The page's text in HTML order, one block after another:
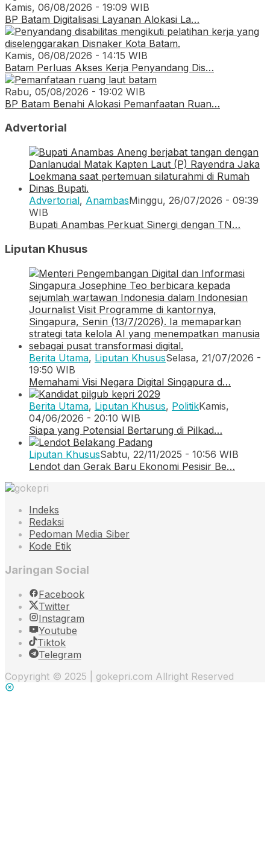
Kamis, 06/08/2026 - 19:09 WIB
BP Batam Digitalisasi Layanan Alokasi La…
Kamis, 06/08/2026 - 14:15 WIB
Batam Perluas Akses Kerja Penyandang Dis…
Rabu, 05/08/2026 - 19:02 WIB
BP Batam Benahi Alokasi Pemanfaatan Ruan…
Advertorial
Advertorial, AnambasMinggu, 26/07/2026 - 09:39
WIB
Bupati Anambas Perkuat Sinergi dengan TN…
Liputan Khusus
Berita Utama, Liputan KhususSelasa, 21/07/2026 -
19:50 WIB
Memahami Visi Negara Digital Singapura d…
Berita Utama, Liputan Khusus, PolitikKamis,
04/06/2026 - 20:10 WIB
Siapa yang Potensial Bertarung di Pilkad…
Liputan KhususSabtu, 22/11/2025 - 10:56 WIB
Lendot dan Gerak Baru Ekonomi Pesisir Be…
Indeks
Redaksi
Pedoman Media Siber
Kode Etik
Jaringan Social
Facebook
Twitter
Instagram
Youtube
Tiktok
Telegram
Copyright © 2025 | gokepri.com Allright Reserved